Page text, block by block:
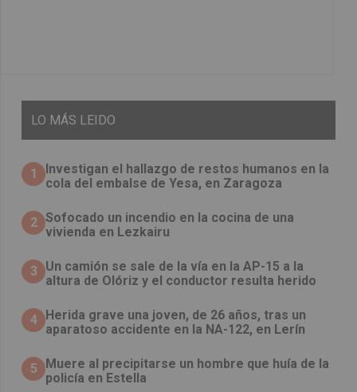
LO MÁS LEIDO
1
Investigan el hallazgo de restos humanos en la
cola del embalse de Yesa, en Zaragoza
2 Sofocado un incendio en la cocina de una
vivienda en Lezkairu
3
Un camión se sale de la vía en la AP-15 a la
altura de Olóriz y el conductor resulta herido
4 Herida grave una joven, de 26 años, tras un
aparatoso accidente en la NA-122, en Lerín
5
Muere al precipitarse un hombre que huía de la
policía en Estella